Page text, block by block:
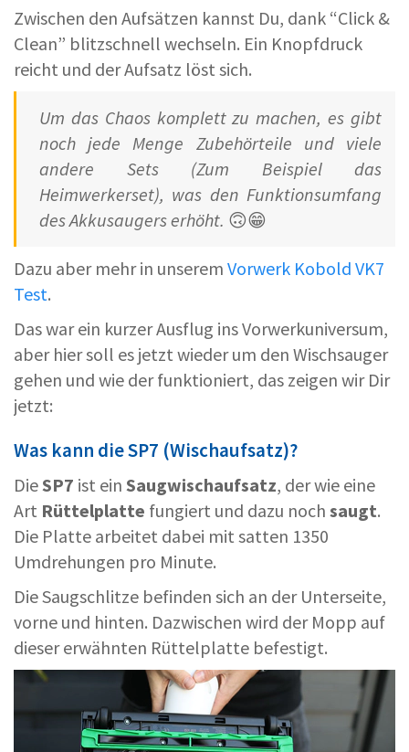
Zwischen den Aufsätzen kannst Du, dank “Click &
Clean” blitzschnell wechseln. Ein Knopfdruck
reicht und der Aufsatz löst sich.
Um das Chaos komplett zu machen, es gibt
noch jede Menge Zubehörteile und viele
andere Sets (Zum Beispiel das
Heimwerkerset), was den Funktionsumfang
des Akkusaugers erhöht. 🙃😁
Dazu aber mehr in unserem Vorwerk Kobold VK7
Test.
Das war ein kurzer Ausflug ins Vorwerkuniversum,
aber hier soll es jetzt wieder um den Wischsauger
gehen und wie der funktioniert, das zeigen wir Dir
jetzt:
Was kann die SP7 (Wischaufsatz)?
DieSP7 ist ein Saugwischaufsatz, der wie eine
Art Rüttelplatte fungiert und dazu noch saugt.
Die Platte arbeitet dabei mit satten 1350
Umdrehungen pro Minute.
Die Saugschlitze befinden sich an der Unterseite,
vorne und hinten. Dazwischen wird der Mopp auf
dieser erwähnten Rüttelplatte befestigt.